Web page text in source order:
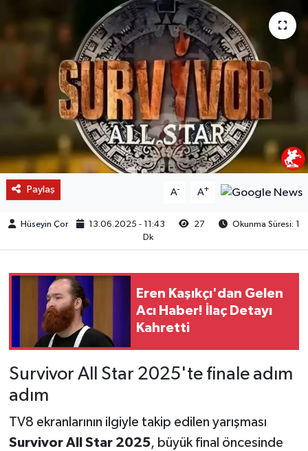
Paylaş A- A+
Hüseyin Çor 13.06.2025 - 11:43 27
Okunma Süresi: 1
Dk
Eren Kaşıkçı'dan Gelen
Acı Haber! İlaç Detayı
Kahretti
Survivor All Star 2025'te finale adım
adım
TV8 ekranlarının ilgiyle takip edilen yarışması
Survivor All Star 2025, büyük final öncesinde